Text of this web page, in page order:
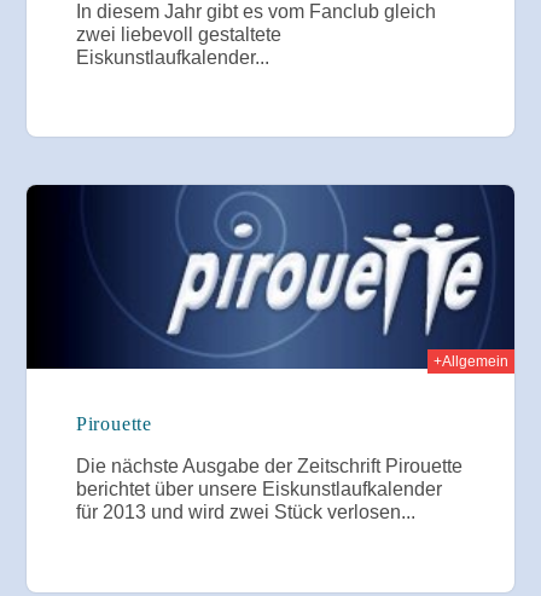
In diesem Jahr gibt es vom Fanclub gleich
zwei liebevoll gestaltete
Eiskunstlaufkalender...
+Allgemein
Pirouette
Die nächste Ausgabe der Zeitschrift Pirouette
berichtet über unsere Eiskunstlaufkalender
für 2013 und wird zwei Stück verlosen...